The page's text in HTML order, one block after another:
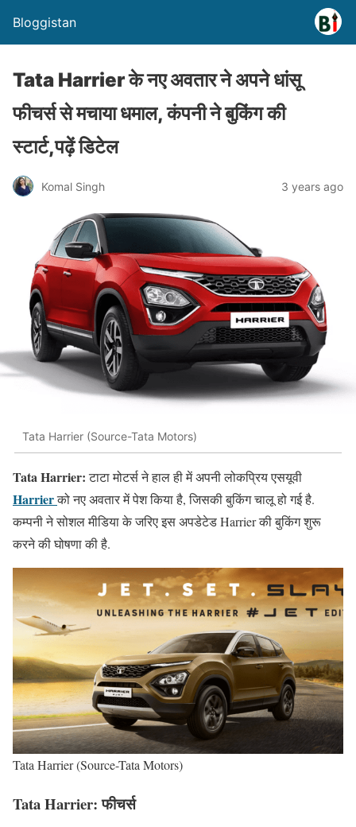
Bloggistan
Tata Harrier के नए अवतार ने अपने धांसू
फीचर्स से मचाया धमाल, कंपनी ने बुकिंग की
स्टार्ट,पढ़ें डिटेल
Komal Singh 3 years ago
Tata Harrier (Source-Tata Motors)
Tata Harrier:टाटा मोटर्स ने हाल ही में अपनी लोकप्रिय एसयूवी
Harrierको नए अवतार में पेश किया है, जिसकी बुकिंग चालू हो गई है.
कम्पनी ने सोशल मीडिया के जरिए इस अपडेटेड Harrier की बुकिंग शुरू
करने की घोषणा की है.
Tata Harrier (Source-Tata Motors)
Tata Harrier:फीचर्स